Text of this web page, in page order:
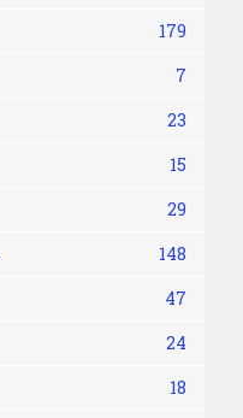
179
7
23
15
29
148
47
24
18